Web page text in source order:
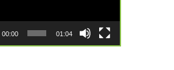
00:00 01:04